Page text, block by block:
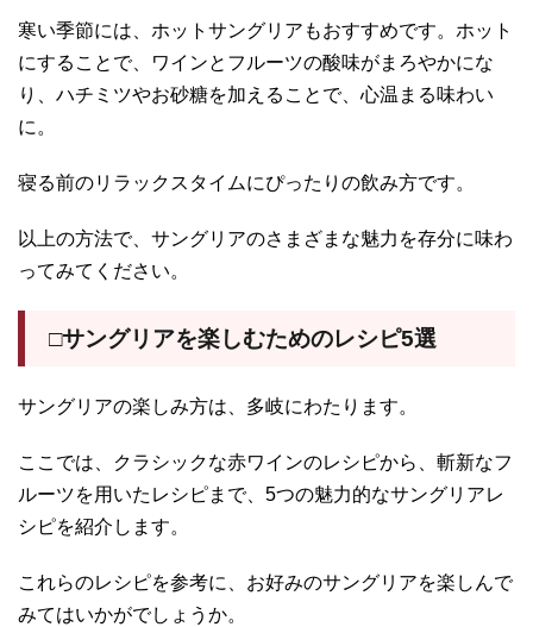
寒い季節には、ホットサングリアもおすすめです。ホット
にすることで、ワインとフルーツの酸味がまろやかにな
り、ハチミツやお砂糖を加えることで、心温まる味わい
に。
寝る前のリラックスタイムにぴったりの飲み方です。
以上の方法で、サングリアのさまざまな魅力を存分に味わ
ってみてください。
□サングリアを楽しむためのレシピ5選
サングリアの楽しみ方は、多岐にわたります。
ここでは、クラシックな赤ワインのレシピから、斬新なフ
ルーツを用いたレシピまで、5つの魅力的なサングリアレ
シピを紹介します。
これらのレシピを参考に、お好みのサングリアを楽しんで
みてはいかがでしょうか。